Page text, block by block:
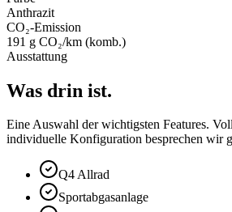
Anthrazit
CO₂-Emission
191 g CO₂/km (komb.)
Ausstattung
Was drin ist.
Eine Auswahl der wichtigsten Features.
individuelle Konfiguration besprechen wir
Q4 Allrad
Sportabgasanlage